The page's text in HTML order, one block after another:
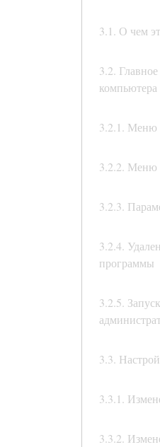
3.1. О чем
3.2.
компьютера
3.2.1. Меню
3.2.2. Меню
3.2.3.
3.2.4.
программы
3.2.5.
3.3.
3.3.1.
3.3.2.